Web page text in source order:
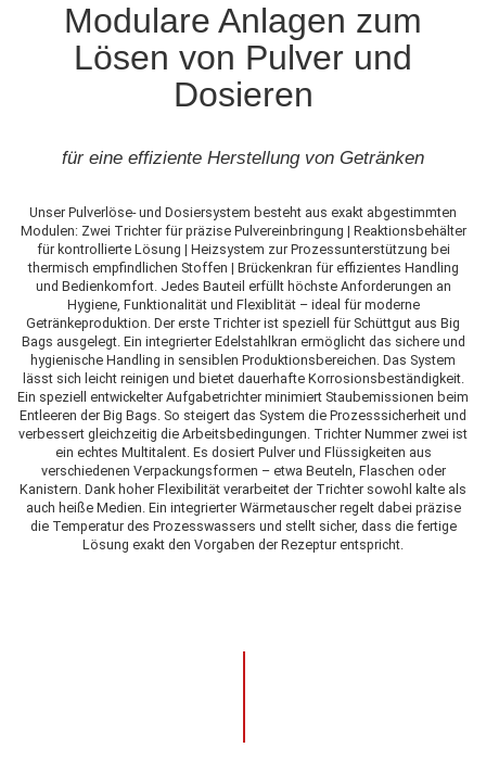
Modulare Anlagen zum
Lösen von Pulver und
Dosieren
für eine effiziente Herstellung von Getränken
Unser Pulverlöse- und Dosiersystem besteht aus exakt abgestimmten
Modulen: Zwei Trichter für präzise Pulvereinbringung | Reaktionsbehälter
für kontrollierte Lösung | Heizsystem zur Prozessunterstützung bei
thermisch empfindlichen Stoffen | Brückenkran für effizientes Handling
und Bedienkomfort. Jedes Bauteil erfüllt höchste Anforderungen an
Hygiene, Funktionalität und Flexiblität – ideal für moderne
Getränkeproduktion. Der erste Trichter ist speziell für Schüttgut aus Big
Bags ausgelegt. Ein integrierter Edelstahlkran ermöglicht das sichere und
hygienische Handling in sensiblen Produktionsbereichen. Das System
lässt sich leicht reinigen und bietet dauerhafte Korrosionsbeständigkeit.
Ein speziell entwickelter Aufgabetrichter minimiert Staubemissionen beim
Entleeren der Big Bags. So steigert das System die Prozesssicherheit und
verbessert gleichzeitig die Arbeitsbedingungen. Trichter Nummer zwei ist
ein echtes Multitalent. Es dosiert Pulver und Flüssigkeiten aus
verschiedenen Verpackungsformen – etwa Beuteln, Flaschen oder
Kanistern. Dank hoher Flexibilität verarbeitet der Trichter sowohl kalte als
auch heiße Medien. Ein integrierter Wärmetauscher regelt dabei präzise
die Temperatur des Prozesswassers und stellt sicher, dass die fertige
Lösung exakt den Vorgaben der Rezeptur entspricht.